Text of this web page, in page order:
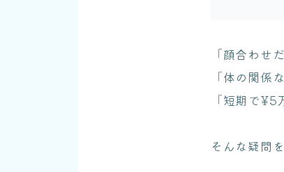
「顔合わせ
「体の関係
「短期で¥5
そんな疑問